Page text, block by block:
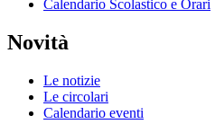
Calendario Scolastico e Orari
Novità
Le notizie
Le circolari
Calendario eventi